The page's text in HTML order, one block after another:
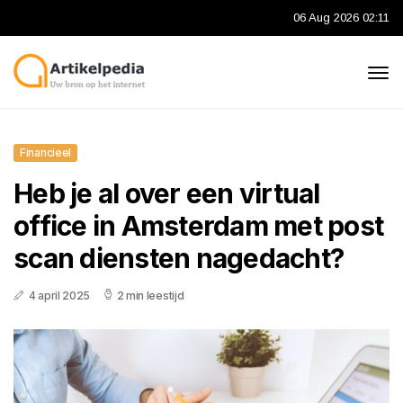
06 Aug 2026 02:11
Financieel
Heb je al over een virtual
office in Amsterdam met post
scan diensten nagedacht?
4 april 2025 2 min leestijd